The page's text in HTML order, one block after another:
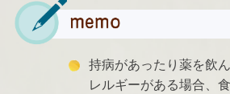
持病があったり薬を飲
レルギーがある場合、